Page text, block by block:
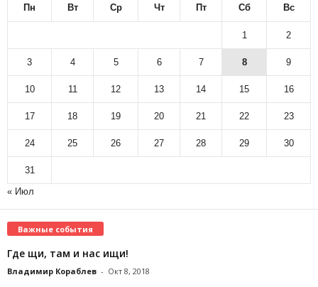
Пн Вт Ср Чт Пт Сб Вс
1 2
3 4 5 6 7 8 9
10 11 12 13 14 15 16
17 18 19 20 21 22 23
24 25 26 27 28 29 30
31
« Июл
Важные события
Где щи, там и нас ищи!
Владимир Кораблев - Окт 8, 2018